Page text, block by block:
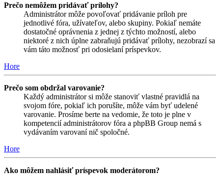
Prečo nemôžem pridávať prílohy?
Administrátor môže povoľovať pridávanie príloh pre
jednotlivé fóra, užívateľov, alebo skupiny. Pokiaľ nemáte
dostatočné oprávnenia z jednej z týchto možností, alebo
niektoré z nich úplne zabraňujú pridávať prílohy, nezobrazí sa
vám táto možnosť pri odosielaní príspevkov.
Hore
Prečo som obdržal varovanie?
Každý administrátor si môže stanoviť vlastné pravidlá na
svojom fóre, pokiaľ ich porušíte, môže vám byť udelené
varovanie. Prosíme berte na vedomie, že toto je plne v
kompetencií administrátorov fóra a phpBB Group nemá s
vydávaním varovaní nič spoločné.
Hore
Ako môžem nahlásiť príspevok moderátorom?